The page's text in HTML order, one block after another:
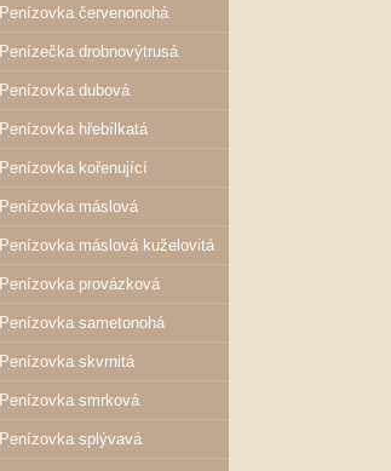
Penízovka červenonohá
Penízečka drobnovýtrusá
Penízovka dubová
Penízovka hřebílkatá
Penízovka kořenující
Penízovka máslová
Penízovka máslová kuželovitá
Penízovka provázková
Penízovka sametonohá
Penízovka skvrnitá
Penízovka smrková
Penízovka splývavá